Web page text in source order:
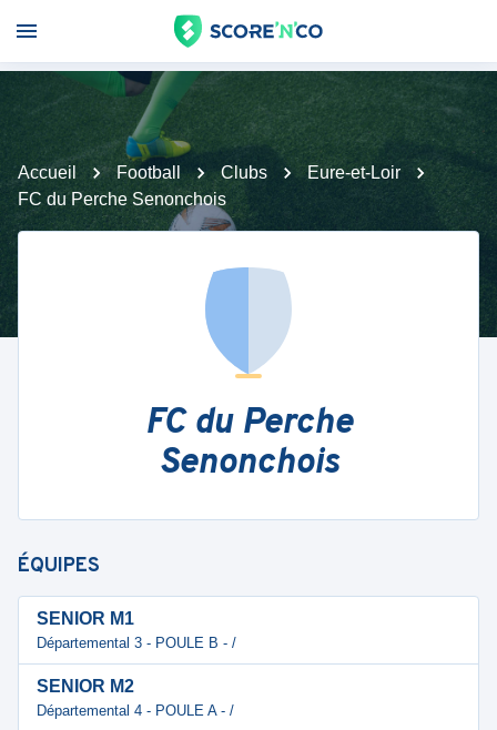
Accueil Football Clubs
Eure-et-Loir
FC du Perche Senonchois
FC du Perche
Senonchois
ÉQUIPES
SENIOR M1
Départemental 3 - POULE B - /
SENIOR M2
Départemental 4 - POULE A - /